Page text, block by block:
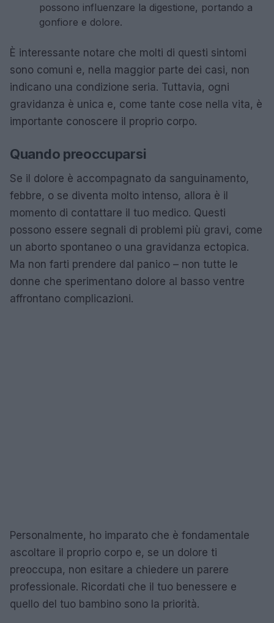
possono influenzare la digestione, portando a
gonfiore e dolore.
È interessante notare che molti di questi sintomi
sono comuni e, nella maggior parte dei casi, non
indicano una condizione seria. Tuttavia, ogni
gravidanza è unica e, come tante cose nella vita, è
importante conoscere il proprio corpo.
Quando preoccuparsi
Se il dolore è accompagnato da sanguinamento,
febbre, o se diventa molto intenso, allora è il
momento di contattare il tuo medico. Questi
possono essere segnali di problemi più gravi, come
un aborto spontaneo o una gravidanza ectopica.
Ma non farti prendere dal panico – non tutte le
donne che sperimentano dolore al basso ventre
affrontano complicazioni.
Personalmente, ho imparato che è fondamentale
ascoltare il proprio corpo e, se un dolore ti
preoccupa, non esitare a chiedere un parere
professionale. Ricordati che il tuo benessere e
quello del tuo bambino sono la priorità.